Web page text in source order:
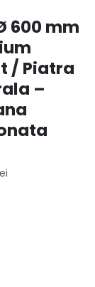
600 mm
/ Piatra
–